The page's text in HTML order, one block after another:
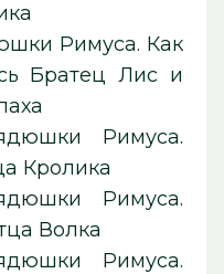
Римуса. Как
Братец Лис и
Римуса.
Кролика
Римуса.
Волка
Римуса.